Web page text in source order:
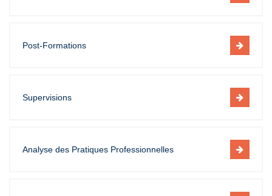
Post-Formations
Supervisions
Analyse des Pratiques Professionnelles